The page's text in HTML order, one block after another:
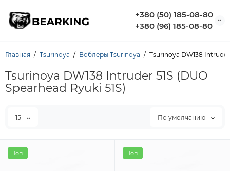
+380 (50) 185-08-80
+380 (96) 185-08-80
Главная Tsurinoya Воблеры Tsurinoya Tsurinoya DW138 Intruder
Tsurinoya DW138 Intruder 51S (DUO
Spearhead Ryuki 51S)
15 По умолчанию
Топ Топ